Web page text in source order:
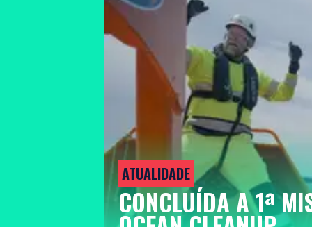
ATUALIDADE
CONCLUÍDA A 1ª